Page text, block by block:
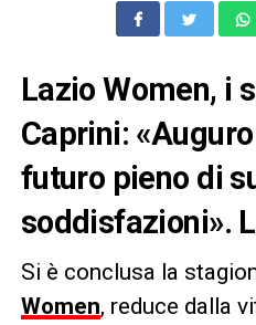
Lazio Women, i
Caprini:
futuro pieno di
soddisfazioni».
Si è conclusa la
Women, reduce dalla